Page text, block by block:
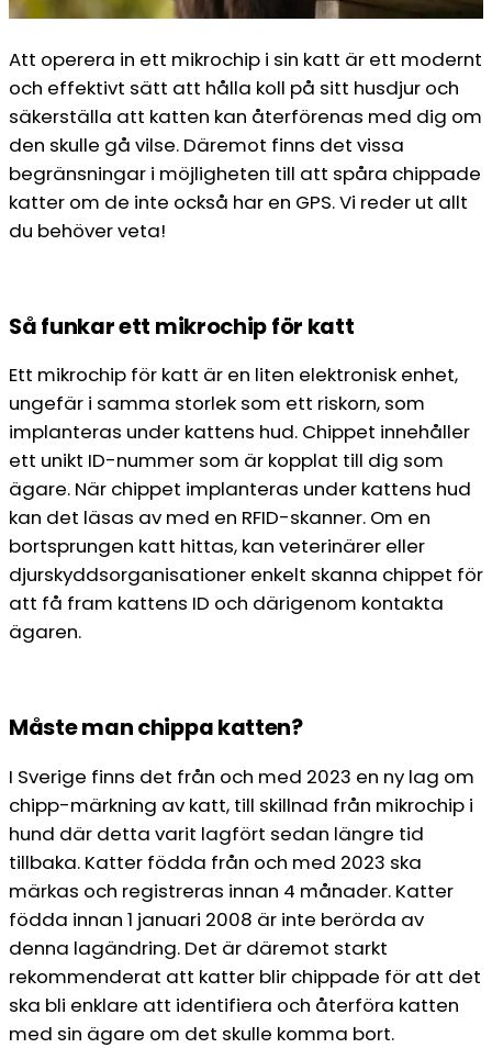
Att operera in ett mikrochip i sin katt är ett modernt
och effektivt sätt att hålla koll på sitt husdjur och
säkerställa att katten kan återförenas med dig om
den skulle gå vilse. Däremot finns det vissa
begränsningar i möjligheten till att spåra chippade
katter om de inte också har en GPS. Vi reder ut allt
du behöver veta!
Så funkar ett mikrochip för katt
Ett mikrochip för katt är en liten elektronisk enhet,
ungefär i samma storlek som ett riskorn, som
implanteras under kattens hud. Chippet innehåller
ett unikt ID-nummer som är kopplat till dig som
ägare. När chippet implanteras under kattens hud
kan det läsas av med en RFID-skanner. Om en
bortsprungen katt hittas, kan veterinärer eller
djurskyddsorganisationer enkelt skanna chippet för
att få fram kattens ID och därigenom kontakta
ägaren.
Måste man chippa katten?
I Sverige finns det från och med 2023 en ny lag om
chipp-märkning av katt, till skillnad från mikrochip i
hund där detta varit lagfört sedan längre tid
tillbaka. Katter födda från och med 2023 ska
märkas och registreras innan 4 månader. Katter
födda innan 1 januari 2008 är inte berörda av
denna lagändring. Det är däremot starkt
rekommenderat att katter blir chippade för att det
ska bli enklare att identifiera och återföra katten
med sin ägare om det skulle komma bort.